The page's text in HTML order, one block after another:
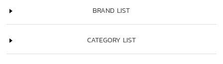
BRAND LIST
CATEGORY LIST